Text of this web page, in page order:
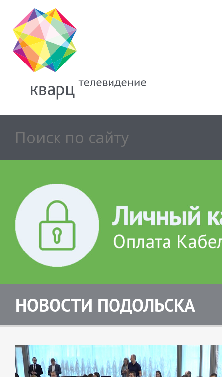
НОВОСТИ ПОДОЛЬСКА